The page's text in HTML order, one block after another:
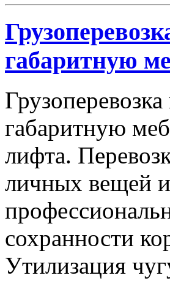
габаритную
габаритную
лифта.
личных вещей
сохранности
Утилизация